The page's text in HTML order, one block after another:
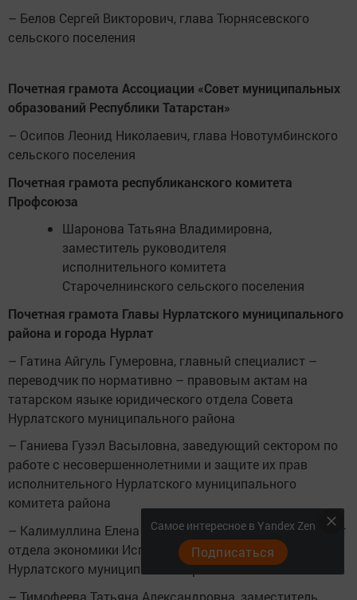
– Белов Сергей Викторович, глава Тюрнясевского
сельского поселения
Почетная грамота Ассоциации «Совет муниципальных
образований Республики Татарстан»
– Осипов Леонид Николаевич, глава Новотумбинского
сельского поселения
Почетная грамота республиканского комитета
Профсоюза
Шаронова Татьяна Владимировна,
заместитель руководителя
исполнительного комитета
Старочелнинского сельского поселения
Почетная грамота Главы Нурлатского муниципального
района и города Нурлат
– Гатина Айгуль Гумеровна, главный специалист –
переводчик по нормативно – правовым актам на
татарском языке юридического отдела Совета
Нурлатского муниципального района
– Ганиева Гузэл Васыловна, заведующий сектором по
работе с несовершеннолетними и защите их прав
исполнительного Нурлатского муниципального
комитета района
– Калимуллина Елена Евгеньевна, главный специалист
отдела экономики Исполнительного комитета
Нурлатского муниципального района
– Тимофеева Татьяна Александровна, заместитель
Самое интересное в Yandex Zen
Подписаться